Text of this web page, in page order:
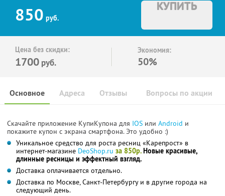
850 руб.
КУПИТЬ
Цена без скидки:
1700 руб.
Экономия:
50%
Основное Отзывы Вопросы по акции
Адреса
Скачайте приложение КупиКупона для IOS или Android и
покажите купон с экрана смартфона. Это удобно :)
Уникальное средство для роста ресниц «Карепрост» в
интернет-магазине DeoShop.ru за 850р.Новые красивые,
длинные ресницы и эффектный взгляд.
Доставка оплачивается отдельно.
Доставка по Москве, Санкт-Петербургу и в другие города на
следующий день.